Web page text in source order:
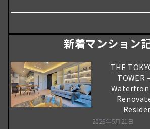
新着マンション
THE
TOWER
2026年5月21日